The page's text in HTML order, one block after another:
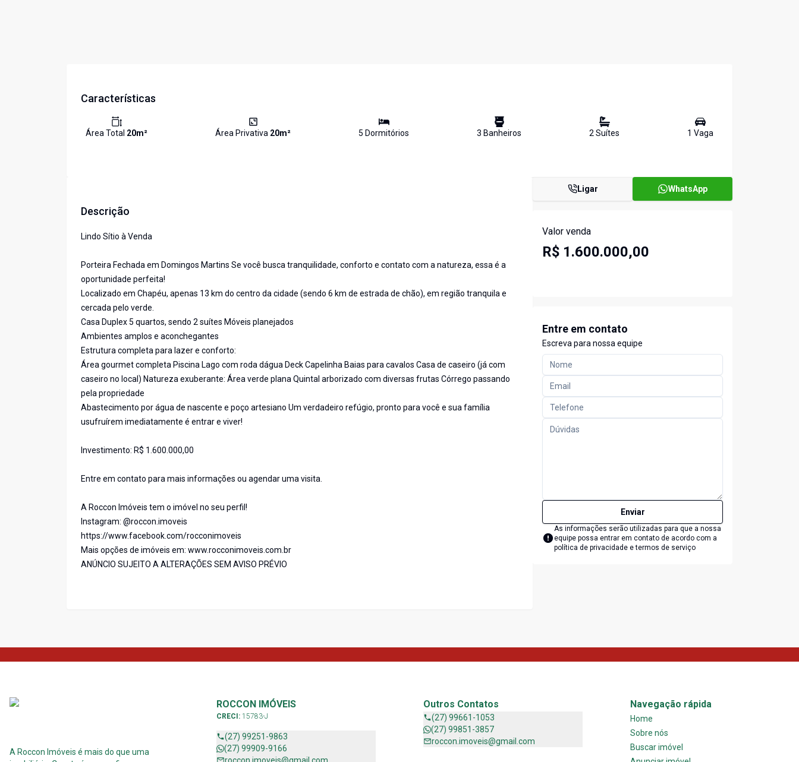
Características
Área Total 20m² Área Privativa 20m² 5 Dormitórios 3 Banheiros 2Suítes 1 Vaga
Descrição
Lindo Sítio à Venda
Porteira Fechada em Domingos Martins Se você busca tranquilidade, conforto e contato com a natureza, essa é a
oportunidade perfeita!
Localizado em Chapéu, apenas 13 km do centro da cidade (sendo 6 km de estrada de chão), em região tranquila e
cercada pelo verde.
Casa Duplex 5 quartos, sendo 2 suítes Móveis planejados
Ambientes amplos e aconchegantes
Estrutura completa para lazer e conforto:
Área gourmet completa Piscina Lago com roda dágua Deck Capelinha Baias para cavalos Casa de caseiro (já com
caseiro no local) Natureza exuberante: Área verde plana Quintal arborizado com diversas frutas Córrego passando
pela propriedade
Abastecimento por água de nascente e poço artesiano Um verdadeiro refúgio, pronto para você e sua família
usufruírem imediatamente é entrar e viver!
Investimento: R$ 1.600.000,00
Entre em contato para mais informações ou agendar uma visita.
A Roccon Imóveis tem o imóvel no seu perfil!
Instagram: @roccon.imoveis
https://www.facebook.com/rocconimoveis
Mais opções de imóveis em: www.rocconimoveis.com.br
ANÚNCIO SUJEITO A ALTERAÇÕES SEM AVISO PRÉVIO
Ligar WhatsApp
Valor venda
R$ 1.600.000,00
Entre em contato
Escreva para nossa equipe
Enviar
As informações serão utilizadas para que a nossa
equipe possa entrar em contato de acordo com a
política de privacidade e termos de serviço
A Roccon Imóveis é mais do que uma
ROCCON IMÓVEIS
CRECI: 15783-J
(27) 99251-9863
(27) 99909-9166
Outros Contatos
(27) 99661-1053
(27) 99851-3857
roccon.imoveis@gmail.com
Navegação rápida
Home
Sobre nós
Buscar imóvel